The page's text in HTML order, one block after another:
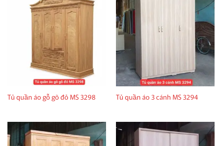
Tủ quần áo gỗ gõ đỏ MS 3298 Tủ quần áo 3 cánh MS 3294